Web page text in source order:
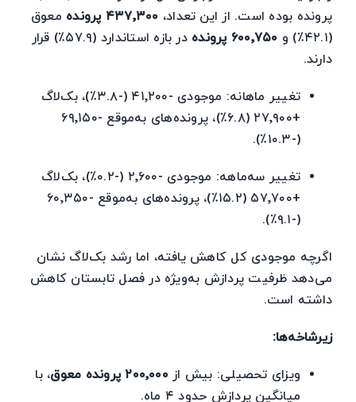
پرونده بوده است. از این تعداد، ۴۳۷٬۳۰۰ پرونده
معوق
(۴۲.۱٪) و
۶۰۰٬۷۵۰ پرونده
در بازه استاندارد (۵۷.۹٪) قرار
دارند.
تغییر ماهانه: موجودی -۴۱٬۲۰۰ (-۳.۸٪)، بک‌لاگ
+۲۷٬۹۰۰ (۶.۸٪)، پرونده‌های به‌موقع -۶۹٬۱۵۰
(-۱۰.۳٪).
تغییر سه‌ماهه: موجودی -۲٬۶۰۰ (-۰.۲٪)، بک‌لاگ
+۵۷٬۷۰۰ (۱۵.۲٪)، پرونده‌های به‌موقع -۶۰٬۳۵۰
(-۹.۱٪).
اگرچه موجودی کل کاهش یافته، اما رشد بک‌لاگ نشان
می‌دهد ظرفیت پردازش به‌ویژه در فصل تابستان کاهش
داشته است.
زیرشاخه‌ها:
ویزای تحصیلی: بیش از۲۰۰٬۰۰۰ پرونده معوق
، با
میانگین پردازش حدود ۴ ماه.